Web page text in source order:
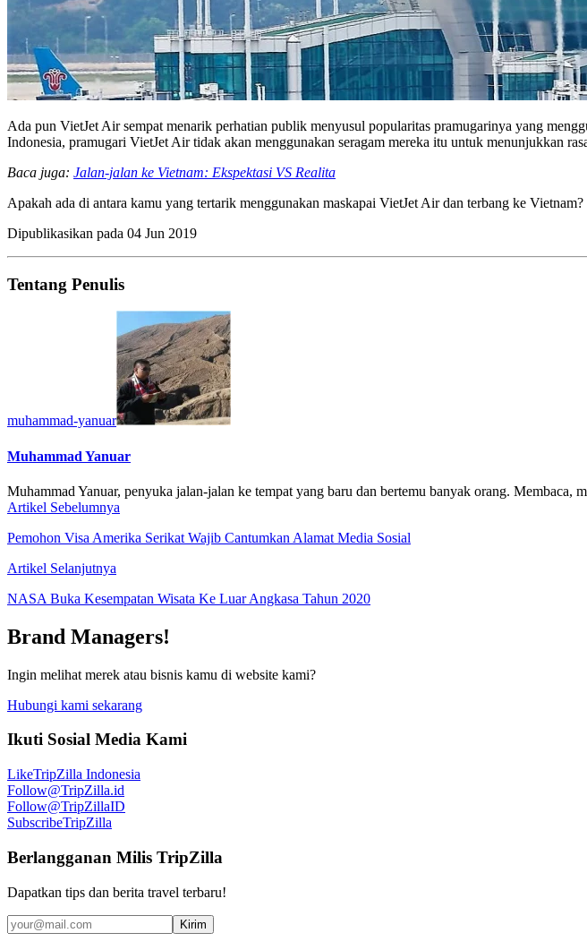
Ada pun VietJet Air sempat menarik perhatian publik menyusul popularitas pramugarinya yang
Indonesia, pramugari VietJet Air tidak akan menggunakan seragam mereka itu untuk menunjukkan
Baca juga: Jalan-jalan ke Vietnam: Ekspektasi VS Realita
Apakah ada di antara kamu yang tertarik menggunakan maskapai VietJet Air dan terbang ke Vietnam?
Dipublikasikan pada 04 Jun 2019
Tentang Penulis
muhammad-yanuar
Muhammad Yanuar
Muhammad Yanuar, penyuka jalan-jalan ke tempat yang baru dan bertemu banyak orang.
Artikel Sebelumnya
Pemohon Visa Amerika Serikat Wajib Cantumkan Alamat Media Sosial
Artikel Selanjutnya
NASA Buka Kesempatan Wisata Ke Luar Angkasa Tahun 2020
Brand Managers!
Ingin melihat merek atau bisnis kamu di website kami?
Hubungi kami sekarang
Ikuti Sosial Media Kami
LikeTripZilla Indonesia
Follow@TripZilla.id
Follow@TripZillaID
SubscribeTripZilla
Berlangganan Milis TripZilla
Dapatkan tips dan berita travel terbaru!
Kirim